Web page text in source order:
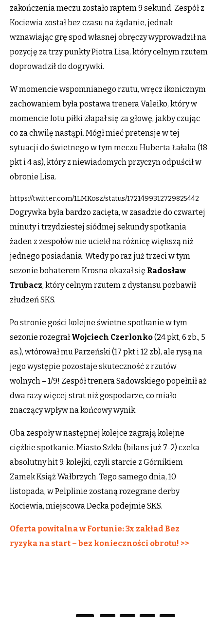
zakończenia meczu zostało raptem 9 sekund. Zespół z
Kociewia został bez czasu na żądanie, jednak
wznawiając grę spod własnej obręczy wyprowadził na
pozycję za trzy punkty Piotra Lisa, który celnym rzutem
doprowadził do dogrywki.
W momencie wspomnianego rzutu, wręcz ikonicznym
zachowaniem była postawa trenera Valeiko, który w
momencie lotu piłki złapał się za głowę, jakby czując
co za chwilę nastąpi. Mógł mieć pretensje w tej
sytuacji do świetnego w tym meczu Huberta Łałaka (18
pkt i 4 as), który z niewiadomych przyczyn odpuścił w
obronie Lisa.
https://twitter.com/1LMKosz/status/1721499312729825442
Dogrywka była bardzo zacięta, w zasadzie do czwartej
minuty i trzydziestej siódmej sekundy spotkania
żaden z zespołów nie uciekł na różnicę większą niż
jednego posiadania. Wtedy po raz już trzeci w tym
sezonie bohaterem Krosna okazał się Radosław
Trubacz, który celnym rzutem z dystansu pozbawił
złudzeń SKS.
Po stronie gości kolejne świetne spotkanie w tym
sezonie rozegrał Wojciech Czerlonko(24 pkt, 6 zb., 5
as.), wtórował mu Parzeński (17 pkt i 12 zb), ale rysą na
jego występie pozostaje skuteczność z rzutów
wolnych – 1/9! Zespół trenera Sadowskiego popełnił aż
dwa razy więcej strat niż gospodarze, co miało
znaczący wpływ na końcowy wynik.
Oba zespoły w następnej kolejce zagrają kolejne
ciężkie spotkanie. Miasto Szkła (bilans już 7-2) czeka
absolutny hit 9. kolejki, czyli starcie z Górnikiem
Zamek Książ Wałbrzych. Tego samego dnia, 10
listopada, w Pelplinie zostaną rozegrane derby
Kociewia, miejscowa Decka podejmie SKS.
Oferta powitalna w Fortunie: 3x zakład Bez
ryzyka na start – bez konieczności obrotu! >>